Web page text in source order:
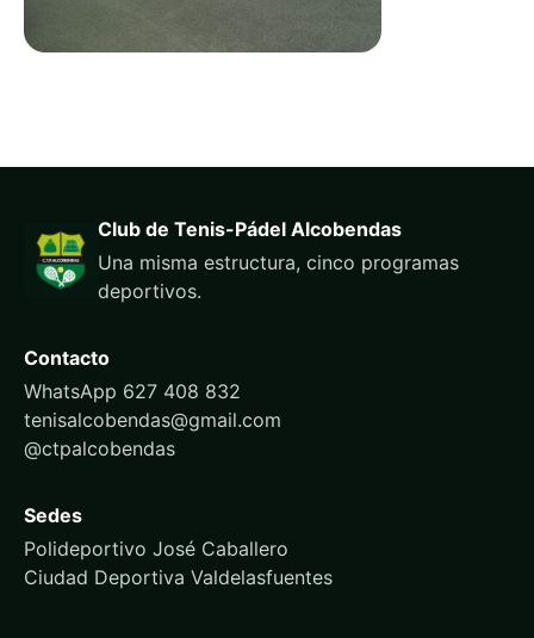
Club de Tenis-Pádel Alcobendas
Una misma estructura, cinco programas
deportivos.
Contacto
WhatsApp 627 408 832
tenisalcobendas@gmail.com
@ctpalcobendas
Sedes
Polideportivo José Caballero
Ciudad Deportiva Valdelasfuentes